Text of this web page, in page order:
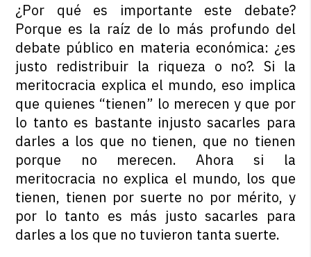
¿Por qué es importante este debate?
Porque es la raíz de lo más profundo del
debate público en materia económica: ¿es
justo redistribuir la riqueza o no?. Si la
meritocracia explica el mundo, eso implica
que quienes “tienen” lo merecen y que por
lo tanto es bastante injusto sacarles para
darles a los que no tienen, que no tienen
porque no merecen. Ahora si la
meritocracia no explica el mundo, los que
tienen, tienen por suerte no por mérito, y
por lo tanto es más justo sacarles para
darles a los que no tuvieron tanta suerte.